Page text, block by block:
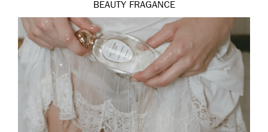
BEAUTY FRAGANCE